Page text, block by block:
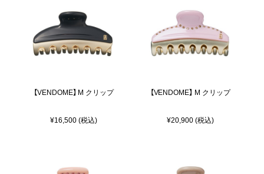
【VENDOME】 M クリップ
¥16,500 (税込)
【VENDOME】 M クリップ
¥20,900 (税込)